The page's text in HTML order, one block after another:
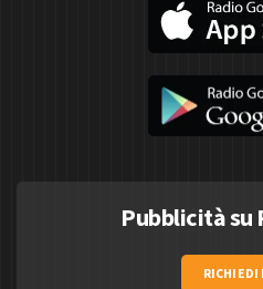
Pubblicità su
RICHIEDI